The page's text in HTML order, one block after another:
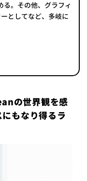
る。その他、グラフィ
としてなど、多岐に
の世界観を感
もなり得るラ